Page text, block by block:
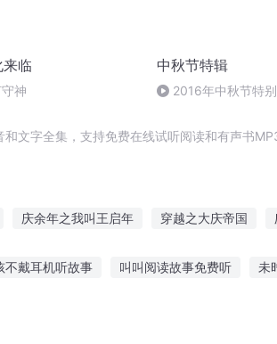
临
神
中秋节特辑
2016年中秋节特
文字全集，支持免费在线试听阅读和有声书
庆余年之我叫王启年 穿越之大庆帝国
不戴耳机听故事 叫叫阅读故事免费听 未